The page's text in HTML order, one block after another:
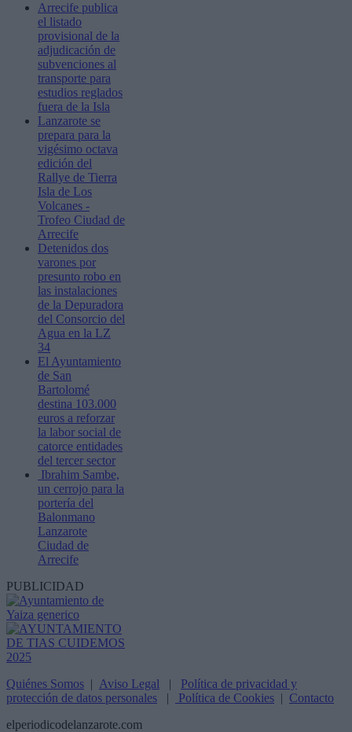
Arrecife publica
el listado
provisional de la
adjudicación de
subvenciones al
transporte para
estudios reglados
fuera de la Isla
Lanzarote se
prepara para la
vigésimo octava
edición del
Rallye de Tierra
Isla de Los
Volcanes -
Trofeo Ciudad de
Arrecife
Detenidos dos
varones por
presunto robo en
las instalaciones
de la Depuradora
del Consorcio del
Agua en la LZ
34
El Ayuntamiento
de San
Bartolomé
destina 103.000
euros a reforzar
la labor social de
catorce entidades
del tercer sector
Ibrahim Sambe,
un cerrojo para la
portería del
Balonmano
Lanzarote
Ciudad de
Arrecife
PUBLICIDAD
Quiénes Somos | Aviso Legal | Política de privacidad y
protección de datos personales | Política de Cookies | Contacto
elperiodicodelanzarote.com